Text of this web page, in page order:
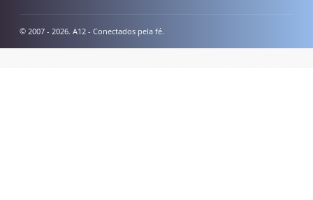
© 2007 - 2026. A12 - Conectados pela fé.